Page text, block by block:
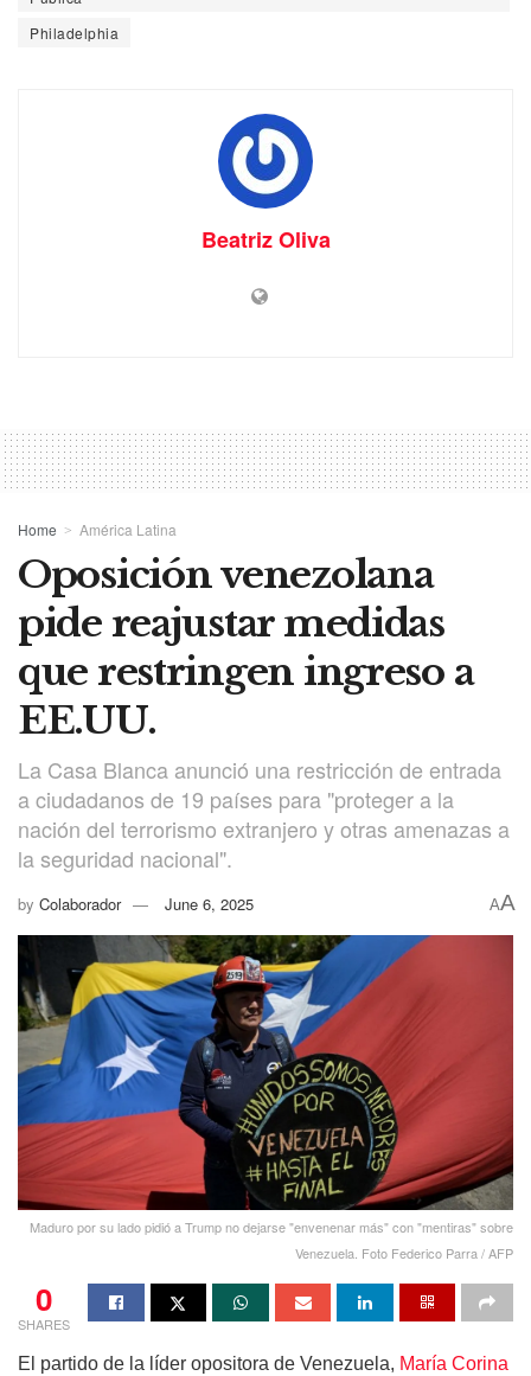
Philadelphia
Beatriz Oliva
Home América Latina
Oposición venezolana
pide reajustar medidas
que restringen ingreso a
EE.UU.
La Casa Blanca anunció una restricción de entrada
a ciudadanos de 19 países para "proteger a la
nación del terrorismo extranjero y otras amenazas a
la seguridad nacional".
by Colaborador June 6, 2025 AA
Maduro por su lado pidió a Trump no dejarse "envenenar más" con "mentiras" sobre
Venezuela. Foto Federico Parra / AFP
0
SHARES
El partido de la líder opositora de Venezuela, María Corina